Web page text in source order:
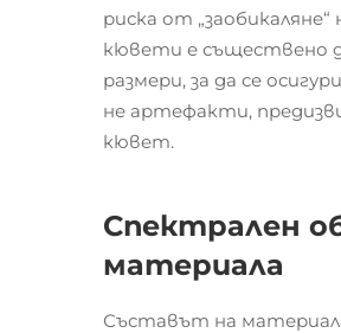
риска от
кювети е съществено
размери, за да се
не артефакти,
кювет.
Спектрален
материала
Съставът на